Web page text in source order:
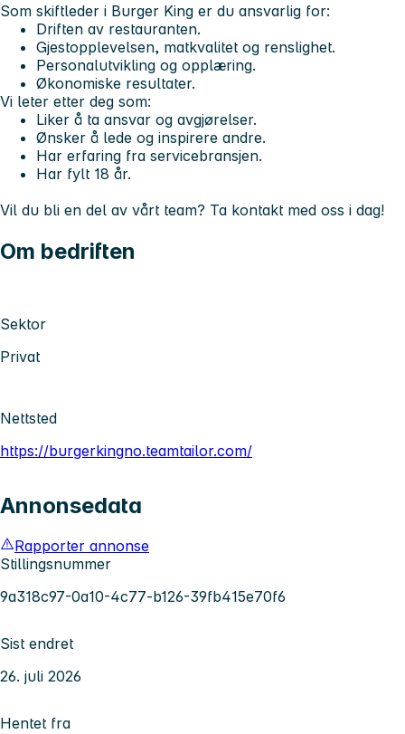
Som skiftleder i Burger King er du ansvarlig for:
Driften av restauranten.
Gjestopplevelsen, matkvalitet og renslighet.
Personalutvikling og opplæring.
Økonomiske resultater.
Vi leter etter deg som:
Liker å ta ansvar og avgjørelser.
Ønsker å lede og inspirere andre.
Har erfaring fra servicebransjen.
Har fylt 18 år.
Vil du bli en del av vårt team? Ta kontakt med oss i dag!
Om bedriften
Sektor
Privat
Nettsted
https://burgerkingno.teamtailor.com/
Annonsedata
Rapporter annonse
Stillingsnummer
9a318c97-0a10-4c77-b126-39fb415e70f6
Sist endret
26. juli 2026
Hentet fra